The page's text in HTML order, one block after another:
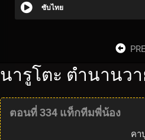
ซับไทย
นารูโตะ ตำนานว
ตอนที่ 334 แท็กทีมพี่น้อง
คา